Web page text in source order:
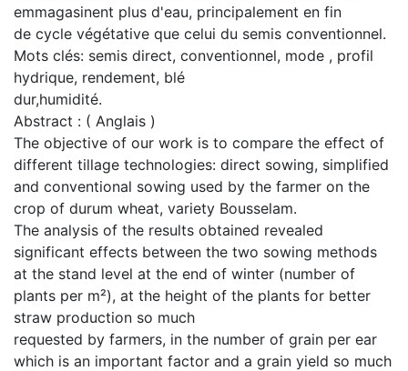
emmagasinent plus d'eau, principalement en fin
de cycle végétative que celui du semis conventionnel.
Mots clés: semis direct, conventionnel, mode , profil
hydrique, rendement, blé
dur,humidité.
Abstract : ( Anglais )
The objective of our work is to compare the effect of
different tillage technologies: direct sowing, simplified
and conventional sowing used by the farmer on the
crop of durum wheat, variety Bousselam.
The analysis of the results obtained revealed
significant effects between the two sowing methods
at the stand level at the end of winter (number of
plants per m²), at the height of the plants for better
straw production so much
requested by farmers, in the number of grain per ear
which is an important factor and a grain yield so much